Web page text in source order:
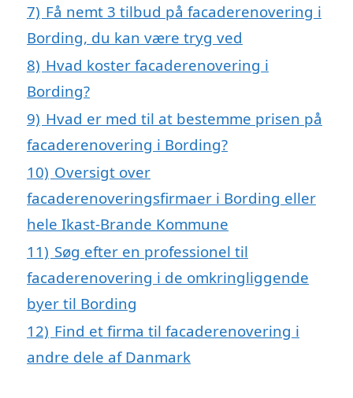
7) Få nemt 3 tilbud på facaderenovering i
Bording, du kan være tryg ved
8) Hvad koster facaderenovering i
Bording?
9) Hvad er med til at bestemme prisen på
facaderenovering i Bording?
10) Oversigt over
facaderenoveringsfirmaer i Bording eller
hele Ikast-Brande Kommune
11) Søg efter en professionel til
facaderenovering i de omkringliggende
byer til Bording
12) Find et firma til facaderenovering i
andre dele af Danmark